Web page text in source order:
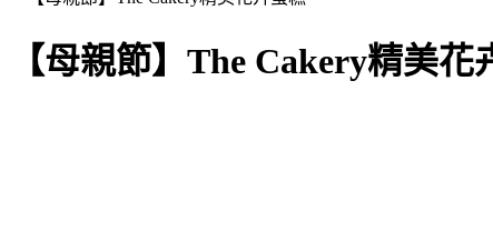
【母親節】The Cakery精美花